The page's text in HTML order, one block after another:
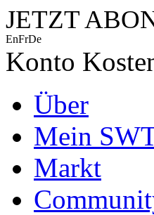
JETZT
EnFrDe
Konto
Über
Mein
Markt